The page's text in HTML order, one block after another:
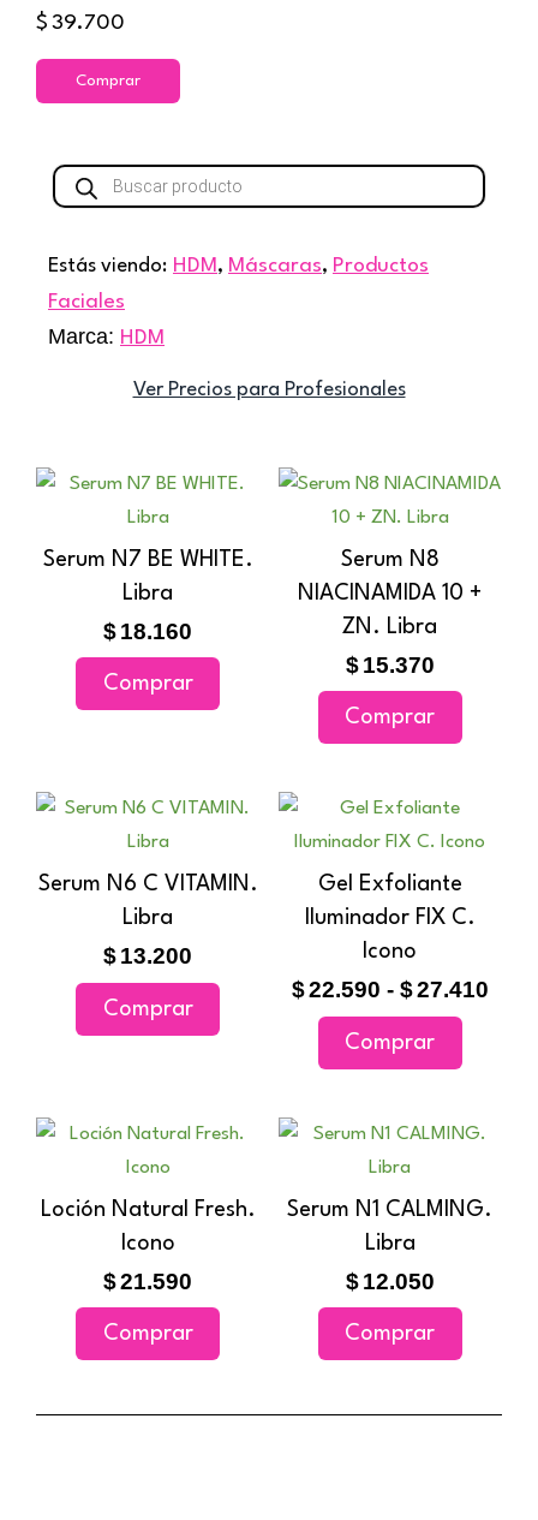
$ 39.700
Comprar
Búsqueda
de
Estás viendo: HDM , Máscaras, Productos
Faciales
Marca: HDM
Ver Precios para Profesionales
Serum N7 BE WHITE.
Libra
$18.160
Comprar
Serum N8
NIACINAMIDA 10 +
ZN. Libra
$ 15.370
Comprar
Serum N6 C VITAMIN.
Libra
$13.200
Comprar
Gel Exfoliante
Iluminador FIX C.
Icono
$22.590 - $27.410
Comprar
producto
múltiples
en
página
Loción Natural Fresh.
Icono
$21.590
Comprar
Serum N1 CALMING.
Libra
$ 12.050
Comprar